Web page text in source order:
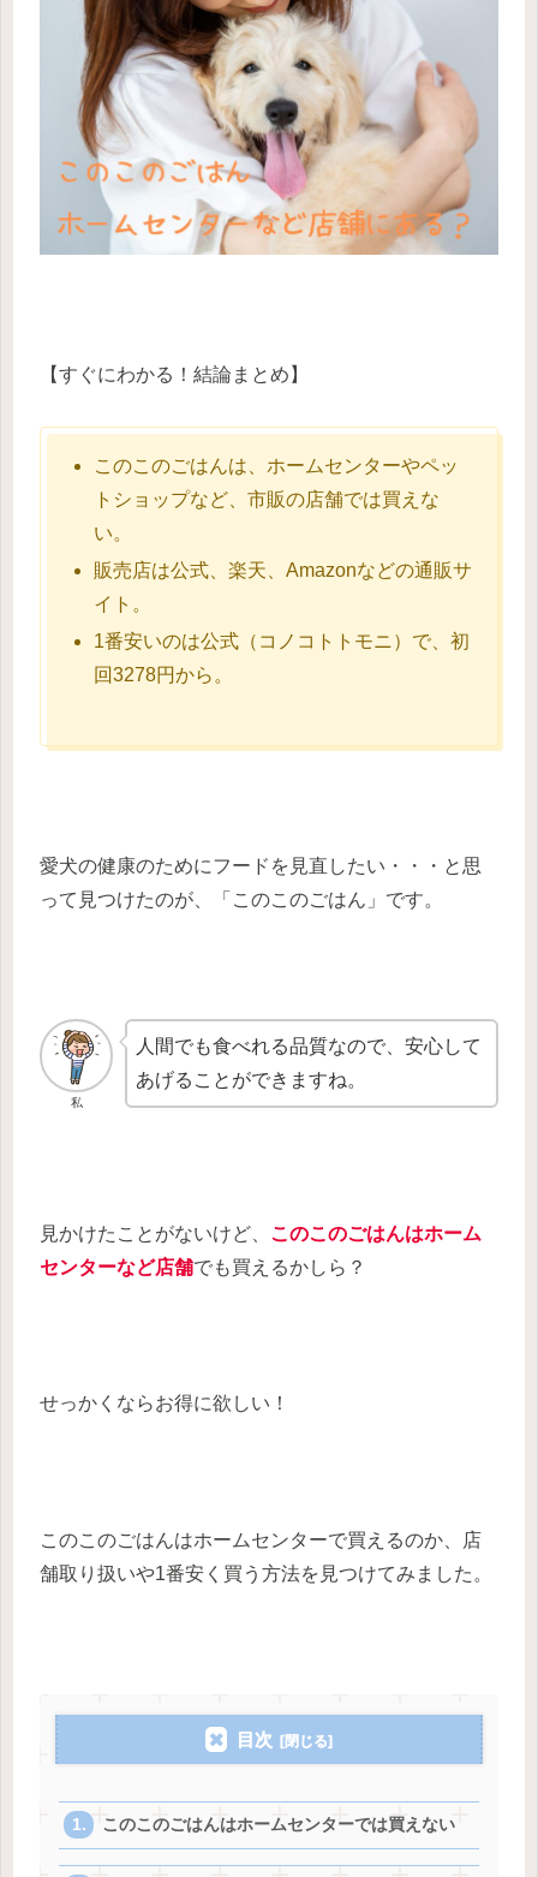
【すぐにわかる！結論まとめ】
このこのごはんは、ホームセンターやペッ
トショップなど、市販の店舗では買えな
い。
販売店は公式、楽天、Amazonなどの通販サ
イト。
1番安いのは公式（コノコトトモニ）で、初
回3278円から。
愛犬の健康のためにフードを見直したい・・・と思
って見つけたのが、「このこのごはん」です。
私
人間でも食べれる品質なので、安心して
あげることができますね。
見かけたことがないけど、 このこのごはんはホーム
センターなど店舗でも買えるかしら？
せっかくならお得に欲しい！
このこのごはんはホームセンターで買えるのか、店
舗取り扱いや1番安く買う方法を見つけてみました。
目次
このこのごはんはホームセンターでは買えない